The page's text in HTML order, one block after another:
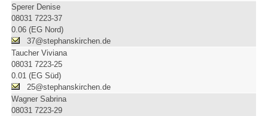
Sperer Denise
08031 7223-37
0.06 (EG Nord)
37@stephanskirchen.de
Taucher Viviana
08031 7223-25
0.01 (EG Süd)
25@stephanskirchen.de
Wagner Sabrina
08031 7223-29